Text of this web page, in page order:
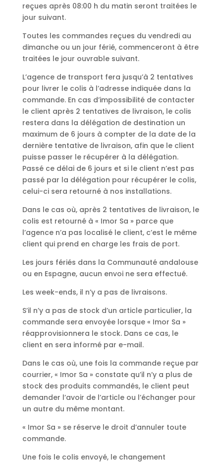
reçues après 08:00 h du matin seront traitées le
jour suivant.
Toutes les commandes reçues du vendredi au
dimanche ou un jour férié, commenceront à être
traitées le jour ouvrable suivant.
L’agence de transport fera jusqu’à 2 tentatives
pour livrer le colis à l’adresse indiquée dans la
commande. En cas d’impossibilité de contacter
le client après 2 tentatives de livraison, le colis
restera dans la délégation de destination un
maximum de 6 jours à compter de la date de la
dernière tentative de livraison, afin que le client
puisse passer le récupérer à la délégation.
Passé ce délai de 6 jours et si le client n’est pas
passé par la délégation pour récupérer le colis,
celui-ci sera retourné à nos installations.
Dans le cas où, après 2 tentatives de livraison, le
colis est retourné à « Imor Sa » parce que
l’agence n’a pas localisé le client, c’est le même
client qui prend en charge les frais de port.
Les jours fériés dans la Communauté andalouse
ou en Espagne, aucun envoi ne sera effectué.
Les week-ends, il n’y a pas de livraisons.
S’il n’y a pas de stock d’un article particulier, la
commande sera envoyée lorsque « Imor Sa »
réapprovisionnera le stock. Dans ce cas, le
client en sera informé par e-mail.
Dans le cas où, une fois la commande reçue par
courrier, « Imor Sa » constate qu’il n’y a plus de
stock des produits commandés, le client peut
demander l’avoir de l’article ou l’échanger pour
un autre du même montant.
« Imor Sa » se réserve le droit d’annuler toute
commande.
Une fois le colis envoyé, le changement